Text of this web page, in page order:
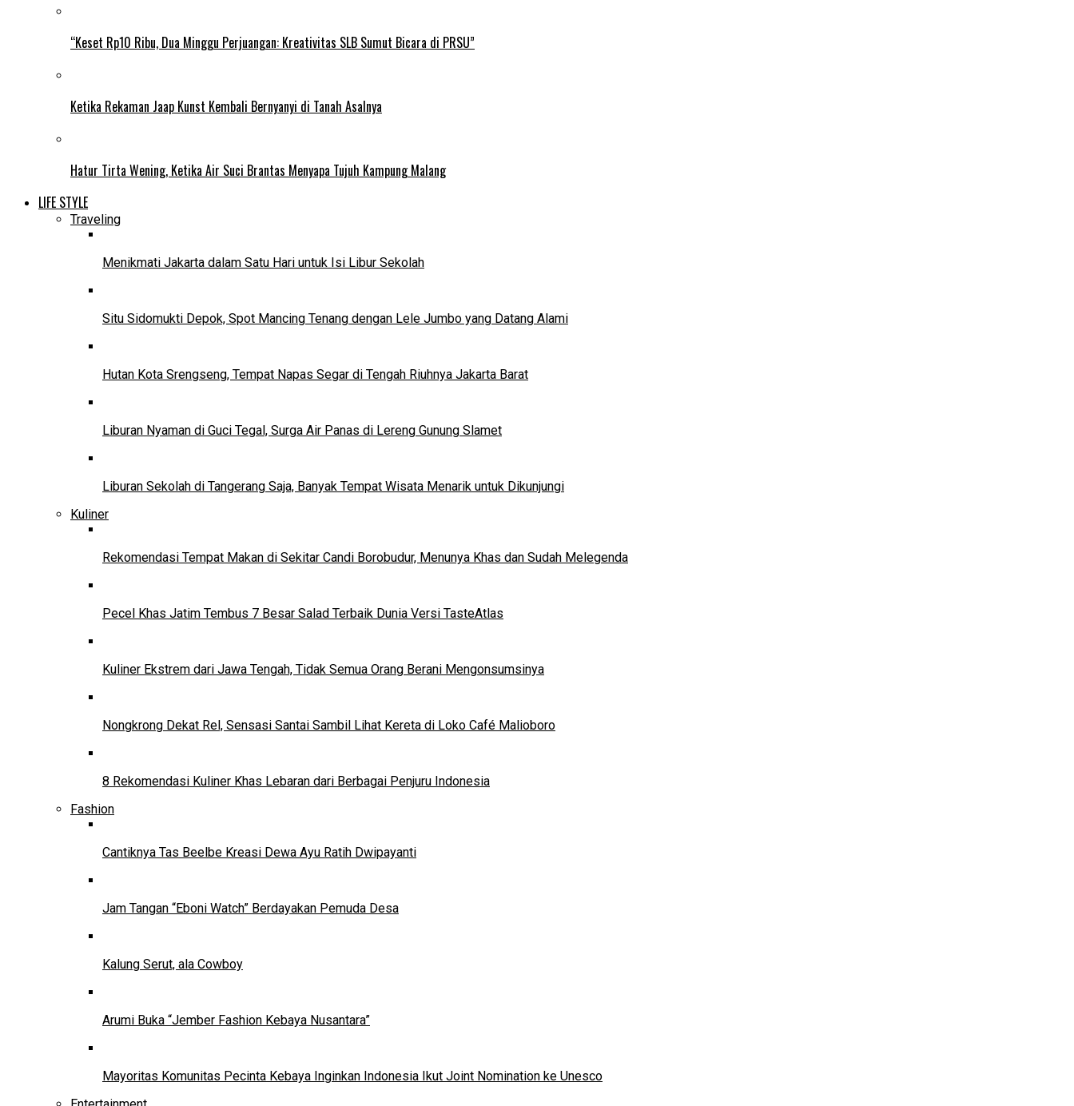
“Keset Rp10 Ribu, Dua Minggu Perjuangan: Kreativitas SLB Sumut Bicara di PRSU”
Ketika Rekaman Jaap Kunst Kembali Bernyanyi di Tanah Asalnya
Hatur Tirta Wening, Ketika Air Suci Brantas Menyapa Tujuh Kampung Malang
LIFE STYLE
Traveling
Menikmati Jakarta dalam Satu Hari untuk Isi Libur Sekolah
Situ Sidomukti Depok, Spot Mancing Tenang dengan Lele Jumbo yang Datang Alami
Hutan Kota Srengseng, Tempat Napas Segar di Tengah Riuhnya Jakarta Barat
Liburan Nyaman di Guci Tegal, Surga Air Panas di Lereng Gunung Slamet
Liburan Sekolah di Tangerang Saja, Banyak Tempat Wisata Menarik untuk Dikunjungi
Kuliner
Rekomendasi Tempat Makan di Sekitar Candi Borobudur, Menunya Khas dan Sudah Melegenda
Pecel Khas Jatim Tembus 7 Besar Salad Terbaik Dunia Versi TasteAtlas
Kuliner Ekstrem dari Jawa Tengah, Tidak Semua Orang Berani Mengonsumsinya
Nongkrong Dekat Rel, Sensasi Santai Sambil Lihat Kereta di Loko Café Malioboro
8 Rekomendasi Kuliner Khas Lebaran dari Berbagai Penjuru Indonesia
Fashion
Cantiknya Tas Beelbe Kreasi Dewa Ayu Ratih Dwipayanti
Jam Tangan “Eboni Watch” Berdayakan Pemuda Desa
Kalung Serut, ala Cowboy
Arumi Buka “Jember Fashion Kebaya Nusantara”
Mayoritas Komunitas Pecinta Kebaya Inginkan Indonesia Ikut Joint Nomination ke Unesco